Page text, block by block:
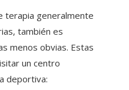
terapia generalmente
también es
menos obvias. Estas
un centro
deportiva: